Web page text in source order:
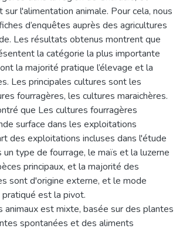
l'alimentation animale. Pour cela, nous
d’enquêtes auprès des agricultures
Les résultats obtenus montrent que
la catégorie la plus importante
la majorité pratique l’élevage et la
Les principales cultures sont les
fourragères, les cultures maraichères.
que Les cultures fourragères
surface dans les exploitations
des exploitations incluses dans l'étude
un type de fourrage, le maïs et la luzerne
principaux, et la majorité des
sont d'origine externe, et le mode
est la pivot.
animaux est mixte, basée sur des plantes
spontanées et des aliments